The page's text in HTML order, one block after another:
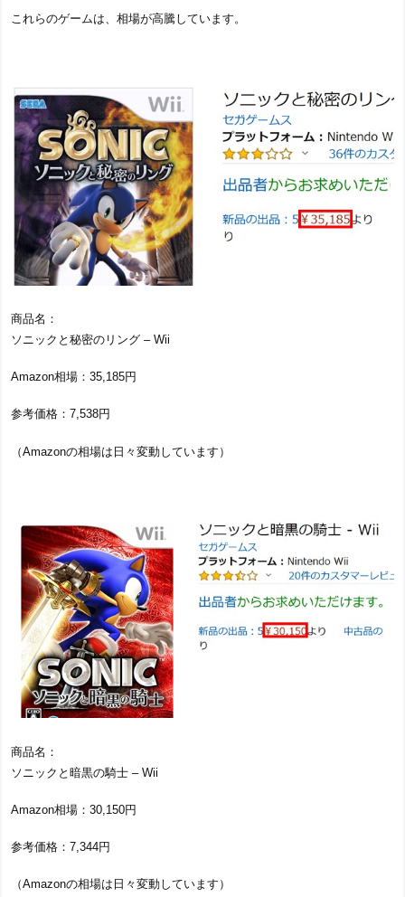
これらのゲームは、相場が高騰しています。
商品名：
ソニックと秘密のリング – Wii
Amazon相場：35,185円
参考価格：7,538円
（Amazonの相場は日々変動しています）
商品名：
ソニックと暗黒の騎士 – Wii
Amazon相場：30,150円
参考価格：7,344円
（Amazonの相場は日々変動しています）